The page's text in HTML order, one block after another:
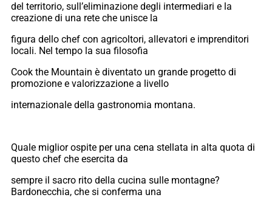
del territorio, sull’eliminazione degli intermediari e la
creazione di una rete che unisce la
figura dello chef con agricoltori, allevatori e imprenditori
locali. Nel tempo la sua filosofia
Cook the Mountain è diventato un grande progetto di
promozione e valorizzazione a livello
internazionale della gastronomia montana.
Quale miglior ospite per una cena stellata in alta quota di
questo chef che esercita da
sempre il sacro rito della cucina sulle montagne?
Bardonecchia, che si conferma una